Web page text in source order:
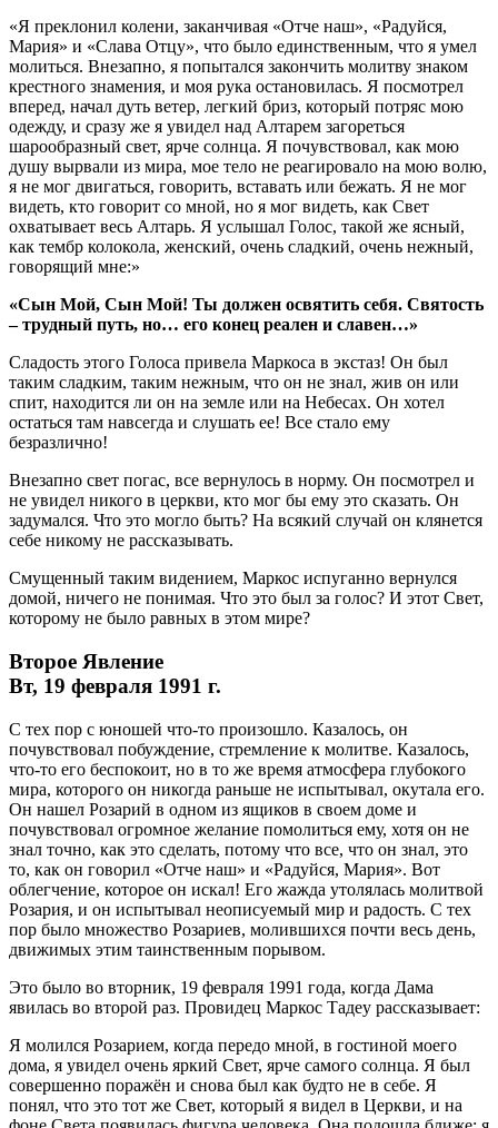
«Я преклонил колени, заканчивая «Отче наш», «Радуйся,
Мария» и «Слава Отцу», что было единственным, что я умел
молиться. Внезапно, я попытался закончить молитву знаком
крестного знамения, и моя рука остановилась. Я посмотрел
вперед, начал дуть ветер, легкий бриз, который потряс мою
одежду, и сразу же я увидел над Алтарем загореться
шарообразный свет, ярче солнца. Я почувствовал, как мою
душу вырвали из мира, мое тело не реагировало на мою волю,
я не мог двигаться, говорить, вставать или бежать. Я не мог
видеть, кто говорит со мной, но я мог видеть, как Свет
охватывает весь Алтарь. Я услышал Голос, такой же ясный,
как тембр колокола, женский, очень сладкий, очень нежный,
говорящий мне:»
«Сын Мой, Сын Мой! Ты должен освятить себя. Святость
– трудный путь, но… его конец реален и славен…»
Сладость этого Голоса привела Маркоса в экстаз! Он был
таким сладким, таким нежным, что он не знал, жив он или
спит, находится ли он на земле или на Небесах. Он хотел
остаться там навсегда и слушать ее! Все стало ему
безразлично!
Внезапно свет погас, все вернулось в норму. Он посмотрел и
не увидел никого в церкви, кто мог бы ему это сказать. Он
задумался. Что это могло быть? На всякий случай он клянется
себе никому не рассказывать.
Смущенный таким видением, Маркос испуганно вернулся
домой, ничего не понимая. Что это был за голос? И этот Свет,
которому не было равных в этом мире?
Второе Явление
Вт, 19 февраля 1991 г.
С тех пор с юношей что-то произошло. Казалось, он
почувствовал побуждение, стремление к молитве. Казалось,
что-то его беспокоит, но в то же время атмосфера глубокого
мира, которого он никогда раньше не испытывал, окутала его.
Он нашел Розарий в одном из ящиков в своем доме и
почувствовал огромное желание помолиться ему, хотя он не
знал точно, как это сделать, потому что все, что он знал, это
то, как он говорил «Отче наш» и «Радуйся, Мария». Вот
облегчение, которое он искал! Его жажда утолялась молитвой
Розария, и он испытывал неописуемый мир и радость. С тех
пор было множество Розариев, молившихся почти весь день,
движимых этим таинственным порывом.
Это было во вторник, 19 февраля 1991 года, когда Дама
явилась во второй раз. Провидец Маркос Тадеу рассказывает:
Я молился Розарием, когда передо мной, в гостиной моего
дома, я увидел очень яркий Свет, ярче самого солнца. Я был
совершенно поражён и снова был как будто не в себе. Я
понял, что это тот же Свет, который я видел в Церкви, и на